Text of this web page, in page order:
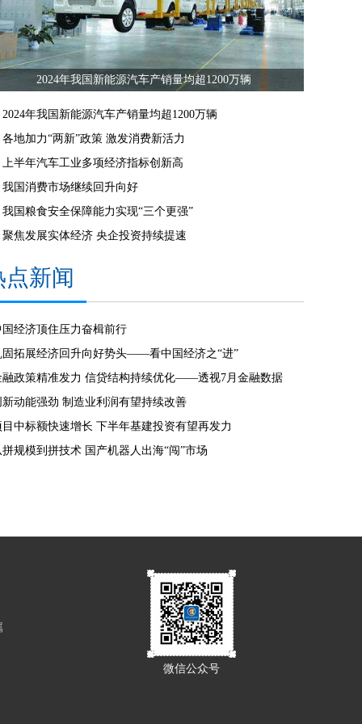
2024年我国新能源汽车产销量均超1200万辆
2024年我国新能源汽车产销量均超1200万辆
各地加力“两新”政策 激发消费新活力
上半年汽车工业多项经济指标创新高
我国消费市场继续回升向好
我国粮食安全保障能力实现“三个更强”
聚焦发展实体经济 央企投资持续提速
点新闻
国经济顶住压力奋楫前行
固拓展经济回升向好势头——看中国经济之“进”
融政策精准发力 信贷结构持续优化——透视7月金融数据
新动能强劲 制造业利润有望持续改善
目中标额快速增长 下半年基建投资有望再发力
拼规模到拼技术 国产机器人出海“闯”市场
微信公众号